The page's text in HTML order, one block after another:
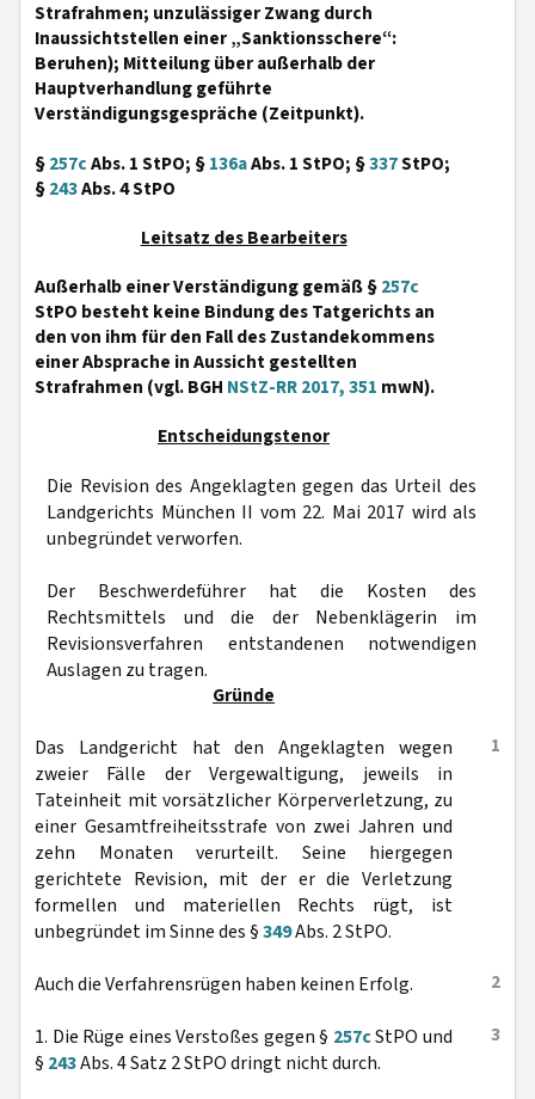
Strafrahmen; unzulässiger Zwang durch
Inaussichtstellen einer „Sanktionsschere“:
Beruhen); Mitteilung über außerhalb der
Hauptverhandlung geführte
Verständigungsgespräche (Zeitpunkt).
§257cAbs. 1 StPO; §136aAbs. 1 StPO; §337StPO;
§243Abs. 4 StPO
Leitsatz des Bearbeiters
Außerhalb einer Verständigung gemäß §257c
StPO besteht keine Bindung des Tatgerichts an
den von ihm für den Fall des Zustandekommens
einer Absprache in Aussicht gestellten
Strafrahmen (vgl. BGH NStZ-RR 2017, 351 mwN).
Entscheidungstenor
Die Revision des Angeklagten gegen das Urteil des
Landgerichts München II vom 22. Mai 2017 wird als
unbegründet verworfen.
Der Beschwerdeführer hat die Kosten des
Rechtsmittels und die der Nebenklägerin im
Revisionsverfahren entstandenen notwendigen
Auslagen zu tragen.
Gründe
1
Das Landgericht hat den Angeklagten wegen
zweier Fälle der Vergewaltigung, jeweils in
Tateinheit mit vorsätzlicher Körperverletzung, zu
einer Gesamtfreiheitsstrafe von zwei Jahren und
zehn Monaten verurteilt. Seine hiergegen
gerichtete Revision, mit der er die Verletzung
formellen und materiellen Rechts rügt, ist
unbegründet im Sinne des §349Abs. 2 StPO.
2
Auch die Verfahrensrügen haben keinen Erfolg.
3
1. Die Rüge eines Verstoßes gegen § 257cStPO und
§ 243Abs. 4 Satz 2 StPO dringt nicht durch.